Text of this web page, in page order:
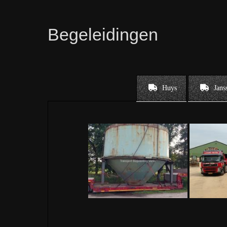
Begeleidingen
Huys